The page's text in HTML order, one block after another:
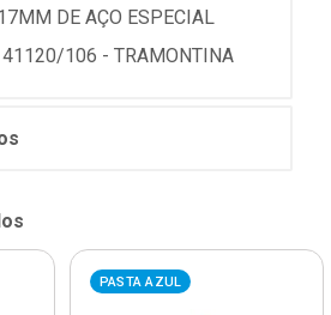
DE AÇO ESPECIAL
41120/106 - TRAMONTINA
PASTA AZUL